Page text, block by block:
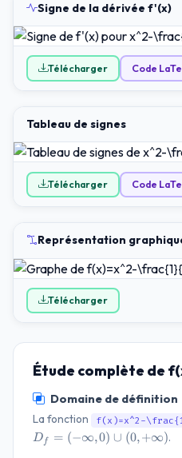
Signe de la dérivée f'(x)
Télécharger Code
Tableau de signes
Télécharger Code
Représentation
Télécharger
Étude complète de
Domaine de définition
La fonction f(x)=x^2-
Df = (−∞,0) ∪ (0,+∞).